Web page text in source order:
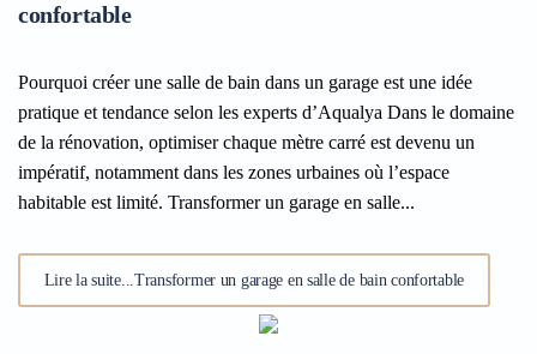
confortable
Pourquoi créer une salle de bain dans un garage est une idée
pratique et tendance selon les experts d’Aqualya Dans le domaine
de la rénovation, optimiser chaque mètre carré est devenu un
impératif, notamment dans les zones urbaines où l’espace
habitable est limité. Transformer un garage en salle...
Lire la suite...Transformer un garage en salle de bain confortable